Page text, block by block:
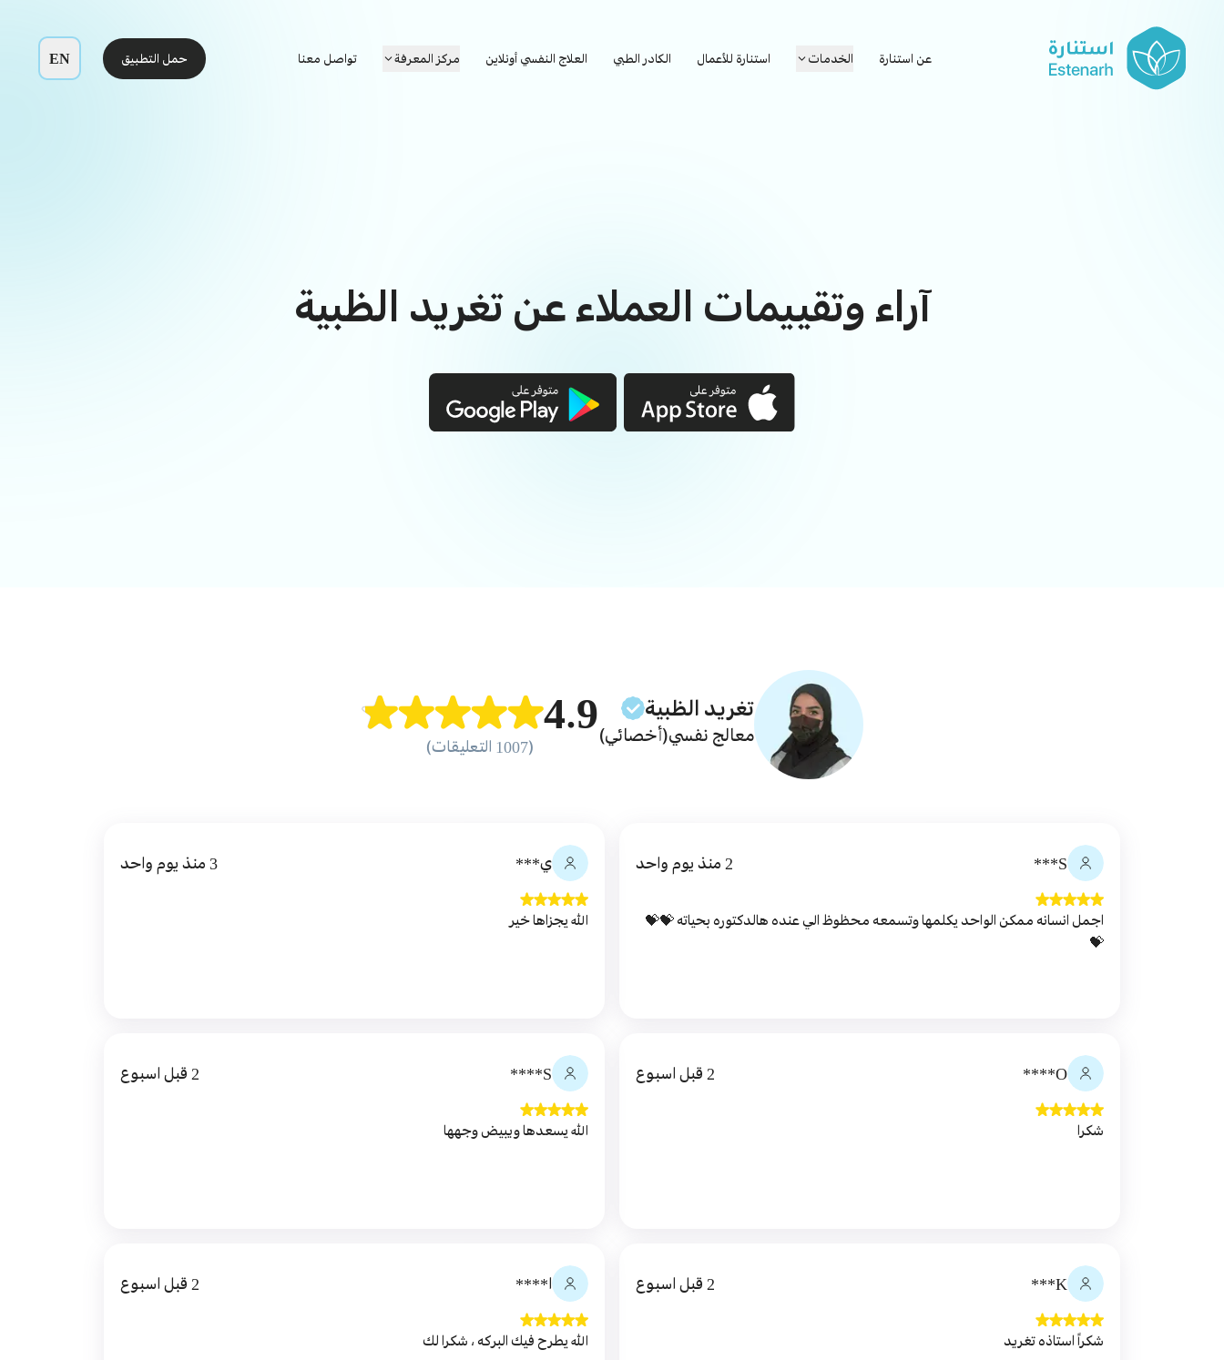
عن استنارة الخدمات استنارة للأعمال الكادر الطبي العلاج النفسي أونلاين مركز المعرفة تواصل معنا EN حمل التطبيق
آراء وتقييمات العملاء عن تغريد الظبية
تغريد الظبية
معالج نفسي(أخصائي)4.9
(1007 التعليقات)
S*** 2 منذ يوم واحد
اجمل انسانه ممكن الواحد يكلمها وتسمعه محظوظ الي عنده هالدكتوره بحياته 💝💝
💝
ي*** 3 منذ يوم واحد
الله يجزاها خير
O**** 2 قبل اسبوع
شكرا
S**** 2 قبل اسبوع
الله يسعدها ويبيض وجهها
K*** 2 قبل اسبوع
شكراً استاذه تغريد
ا**** 2 قبل اسبوع
الله يطرح فيك البركه ، شكرا لك